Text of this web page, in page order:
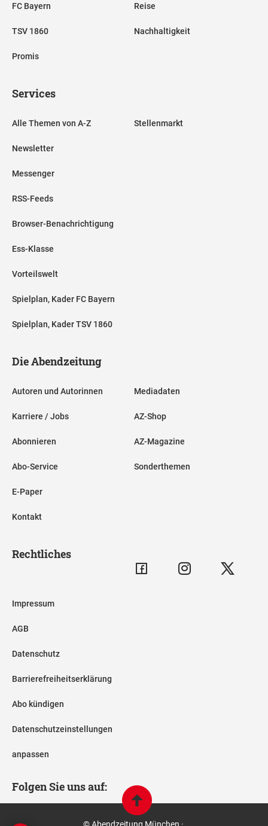
FC Bayern
TSV 1860
Promis
Reise
Nachhaltigkeit
Services
Alle Themen von A-Z
Newsletter
Messenger
RSS-Feeds
Browser-Benachrichtigung
Ess-Klasse
Vorteilswelt
Spielplan, Kader FC Bayern
Spielplan, Kader TSV 1860
Stellenmarkt
Die Abendzeitung
Autoren und Autorinnen
Karriere / Jobs
Abonnieren
Abo-Service
E-Paper
Kontakt
Mediadaten
AZ-Shop
AZ-Magazine
Sonderthemen
Rechtliches
Impressum
AGB
Datenschutz
Barrierefreiheitserklärung
Abo kündigen
Datenschutzeinstellungen
anpassen
Folgen Sie uns auf:
© Abendzeitung München ·